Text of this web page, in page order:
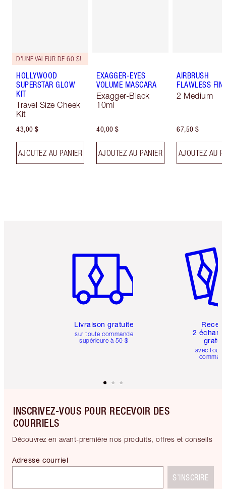
D'UNE VALEUR DE 60 $!
HOLLYWOOD
SUPERSTAR GLOW
KIT
Travel Size Cheek
Kit
43,00 $
AJOUTEZ AU PANIER
EXAGGER-EYES
VOLUME MASCARA
Exagger-Black
10ml
40,00 $
AJOUTEZ AU PANIER
AIRBRUSH
FLAWLESS
2 Medium
67,50 $
AJOUTEZ AU
Livraison gratuite
sur toute commande
supérieure à 50 $
2
avec
INSCRIVEZ-VOUS POUR RECEVOIR DES
COURRIELS
Découvrez en avant-première nos produits, offres et conseils
Adresse courriel
S’INSCRIRE